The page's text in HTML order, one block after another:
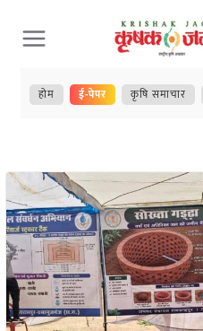
Skip
to
content
होम ई-पेपर कृषि समाचार